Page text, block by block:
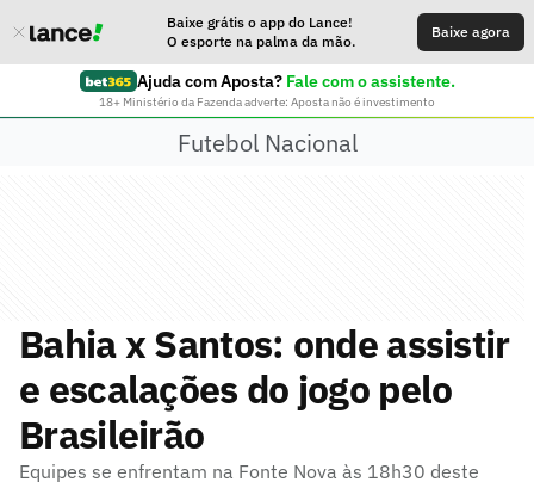
Baixe grátis o app do Lance!
O esporte na palma da mão.
Baixe agora
Ajuda com Aposta? Fale com o assistente.
18+ Ministério da Fazenda adverte: Aposta não é investimento
Futebol Nacional
Bahia x Santos: onde assistir
e escalações do jogo pelo
Brasileirão
Equipes se enfrentam na Fonte Nova às 18h30 deste